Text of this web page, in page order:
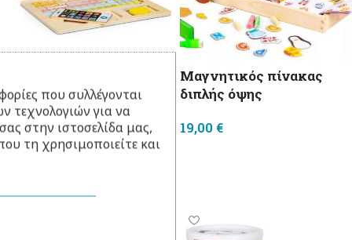
Μαγνητικός
μαυροπίνακας – Ξύλινο
laptop
Μαγνητικός πίνακας
διπλής όψης
19,00 €
που συλλέγονται
τεχνολογιών για να
στην ιστοσελίδα μας,
τη χρησιμοποιείτε και